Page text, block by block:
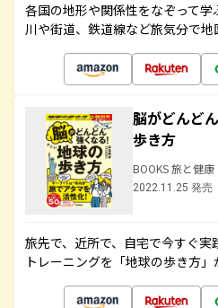
各国の地形や関係性をなぞって学
川や街道、鉄道線など旅気分で地
脳がどんど
歩き方
BOOKS 旅と健康
2022.11.25 発売
旅先で、近所で、自宅で今すぐ
トレーニングを「地球の歩き方